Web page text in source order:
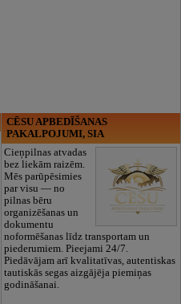
CĒSU APBEDĪŠANAS
PAKALPOJUMI, SIA
Cieņpilnas atvadas
bez liekām raizēm.
Mēs parūpēsimies
par visu — no
pilnas bēru
organizēšanas un
dokumentu
noformēšanas līdz transportam un
piederumiem. Pieejami 24/7.
Piedāvājam arī kvalitatīvas, autentiskas
tautiskās segas aizgājēja piemiņas
godināšanai.